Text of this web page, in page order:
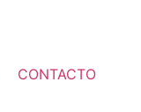
CONTACTO